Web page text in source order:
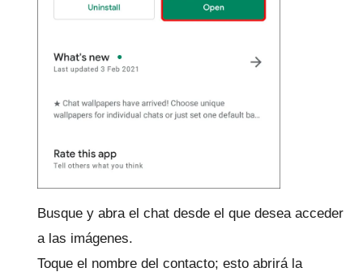
Busque y abra el chat desde el que desea acceder
a las imágenes.
Toque el nombre del contacto; esto abrirá la